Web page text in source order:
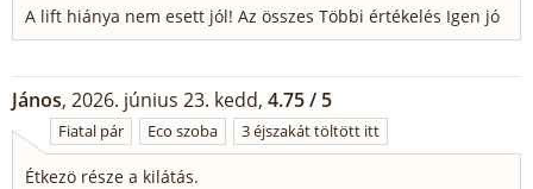
A lift hiánya nem esett jól! Az összes Többi értékelés Igen jó
János, 2026. június 23. kedd, 4.75 / 5
Fiatal pár Eco szoba 3 éjszakát töltött itt
Étkezö része a kilátás.